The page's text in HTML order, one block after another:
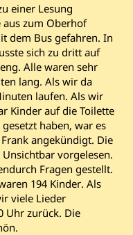
einer Lesung
aus zum Oberhof
dem Bus gefahren. In
sich zu dritt auf
Alle waren sehr
lang. Als wir da
laufen. Als wir
Kinder auf die Toilette
haben, war es
angekündigt. Die
vorgelesen.
Fragen gestellt.
194 Kinder. Als
viele Lieder
Uhr zurück. Die